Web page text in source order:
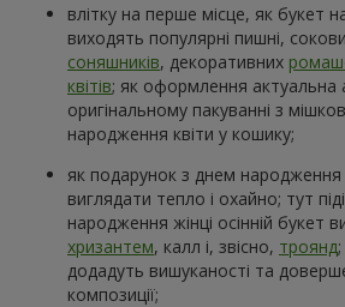
влітку на перше місце, як букет
виходять популярні пишні,
соняшників, декоративних
квітів; як оформлення актуальна
оригінальному пакуванні з
народження квіти у кошику;
як подарунок з днем народження
виглядати тепло і охайно; тут
народження жінці осінній букет
хризантем, калл і, звісно, троянд
додадуть вишуканості та
композиції;